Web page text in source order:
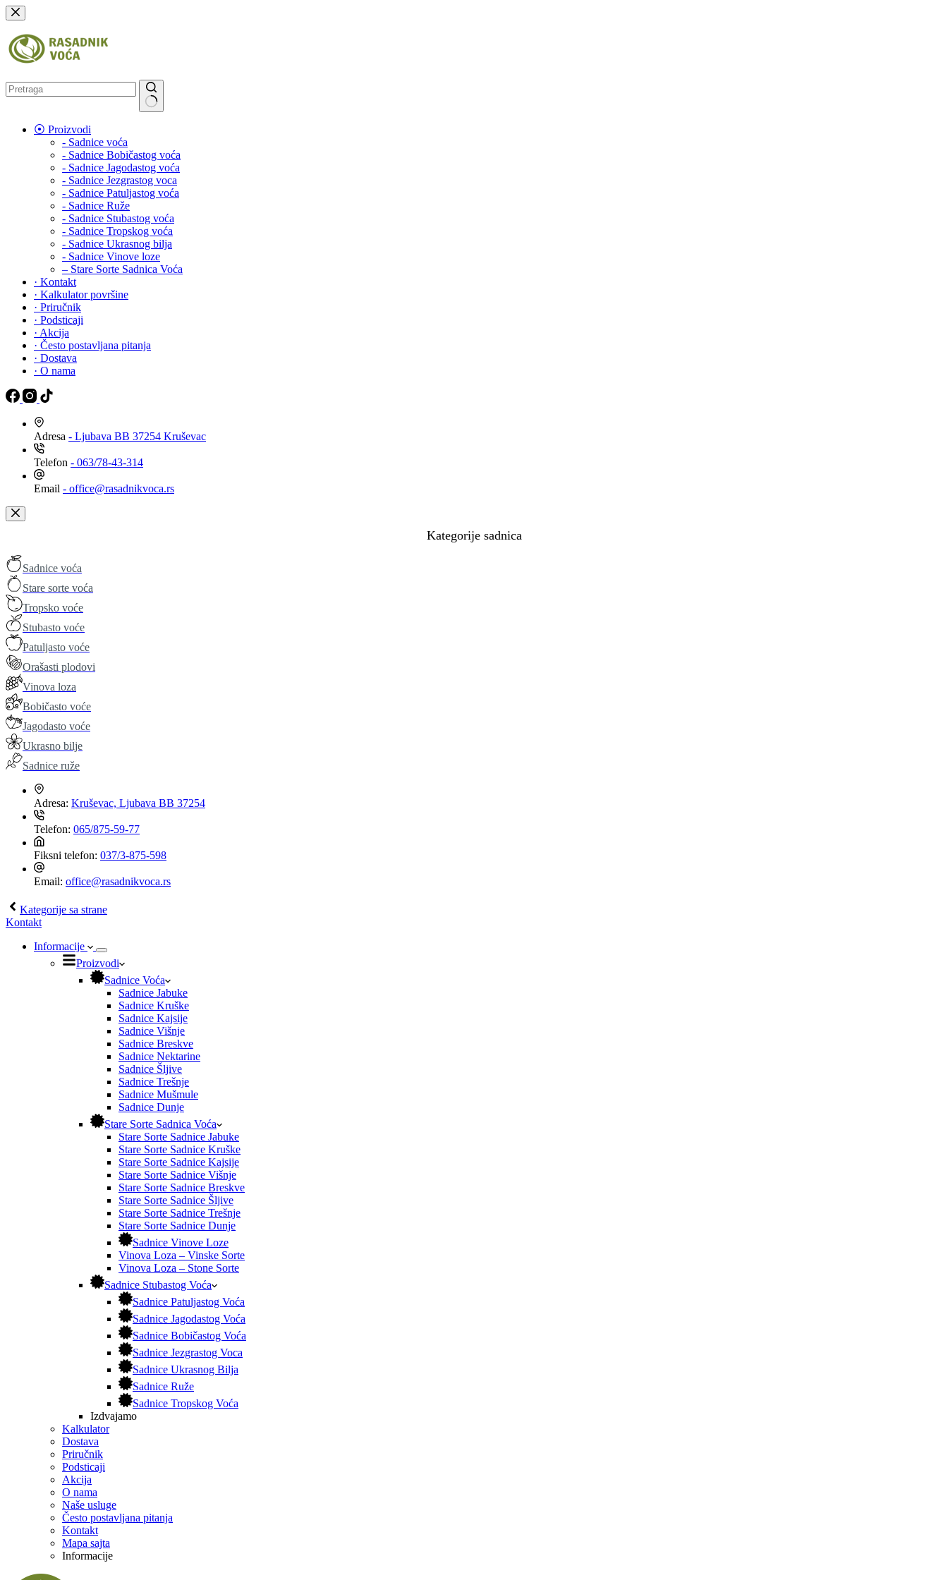
Skip
to
content
results
⦿ Proizvodi
‐ Sadnice voća
‐ Sadnice Bobičastog voća
‐ Sadnice Jagodastog voća
‐ Sadnice Jezgrastog voca
‐ Sadnice Patuljastog voća
‐ Sadnice Ruže
‐ Sadnice Stubastog voća
‐ Sadnice Tropskog voća
‐ Sadnice Ukrasnog bilja
‐ Sadnice Vinove loze
– Stare Sorte Sadnica Voća
· Kontakt
· Kalkulator površine
· Priručnik
· Podsticaji
· Akcija
· Često postavljana pitanja
· Dostava
· O nama
Adresa - Ljubava BB 37254 Kruševac
Telefon - 063/78-43-314
Email - office@rasadnikvoca.rs
Kategorije sadnica
Sadnice voća
Stare sorte voća
Tropsko voće
Stubasto voće
Patuljasto voće
Orašasti plodovi
Vinova loza
Bobičasto voće
Jagodasto voće
Ukrasno bilje
Sadnice ruže
Adresa: Kruševac, Ljubava BB 37254
Telefon: 065/875-59-77
Fiksni telefon: 037/3-875-598
Email: office@rasadnikvoca.rs
Kategorije sa strane
Kontakt
Informacije
Proizvodi
Sadnice Voća
Sadnice Jabuke
Sadnice Kruške
Sadnice Kajsije
Sadnice Višnje
Sadnice Breskve
Sadnice Nektarine
Sadnice Šljive
Sadnice Trešnje
Sadnice Mušmule
Sadnice Dunje
Stare Sorte Sadnica Voća
Stare Sorte Sadnice Jabuke
Stare Sorte Sadnice Kruške
Stare Sorte Sadnice Kajsije
Stare Sorte Sadnice Višnje
Stare Sorte Sadnice Breskve
Stare Sorte Sadnice Šljive
Stare Sorte Sadnice Trešnje
Stare Sorte Sadnice Dunje
Sadnice Vinove Loze
Vinova Loza – Vinske Sorte
Vinova Loza – Stone Sorte
Sadnice Stubastog Voća
Sadnice Patuljastog Voća
Sadnice Jagodastog Voća
Sadnice Bobičastog Voća
Sadnice Jezgrastog Voca
Sadnice Ukrasnog Bilja
Sadnice Ruže
Sadnice Tropskog Voća
Izdvajamo
Kalkulator
Dostava
Priručnik
Podsticaji
Akcija
O nama
Naše usluge
Često postavljana pitanja
Kontakt
Mapa sajta
Informacije